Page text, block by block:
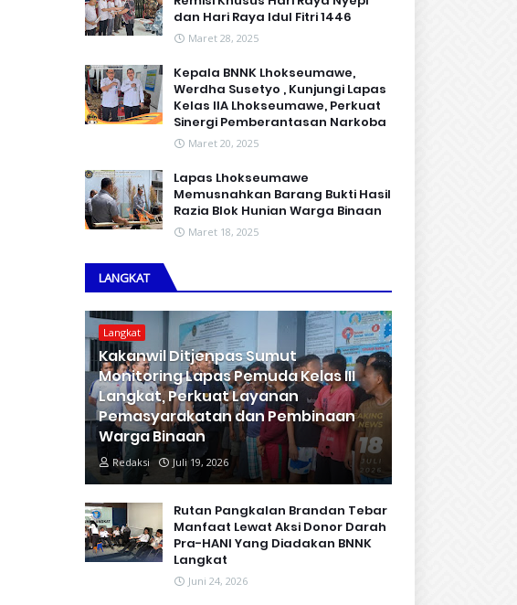
dan Hari Raya Idul Fitri 1446
Maret 28, 2025
Kepala BNNK Lhokseumawe,
Werdha Susetyo , Kunjungi Lapas
Kelas IIA Lhokseumawe, Perkuat
Sinergi Pemberantasan Narkoba
Maret 20, 2025
Lapas Lhokseumawe
Memusnahkan Barang Bukti Hasil
Razia Blok Hunian Warga Binaan
Maret 18, 2025
LANGKAT
Langkat
Kakanwil Ditjenpas Sumut
Monitoring Lapas Pemuda Kelas III
Langkat, Perkuat Layanan
Pemasyarakatan dan Pembinaan
Warga Binaan
Redaksi Juli 19, 2026
Rutan Pangkalan Brandan Tebar
Manfaat Lewat Aksi Donor Darah
Pra-HANI Yang Diadakan BNNK
Langkat
Juni 24, 2026